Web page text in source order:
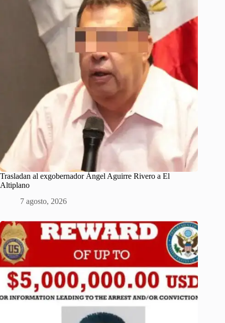
Trasladan al exgobernador Ángel Aguirre Rivero a El
Altiplano
7 agosto, 2026